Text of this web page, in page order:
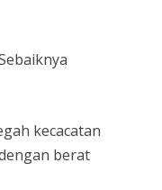
kecacatan
berat